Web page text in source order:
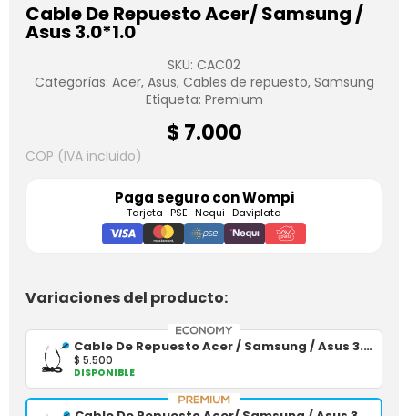
Cable De Repuesto Acer/ Samsung /
Asus 3.0*1.0
SKU: CAC02
Categorías: Acer, Asus, Cables de repuesto, Samsung
Etiqueta: Premium
$ 7.000
COP (IVA incluido)
Paga seguro conWompi
Tarjeta · PSE · Nequi · Daviplata
Variaciones del producto:
Cable De Repuesto Acer / Samsung / Asus 3.0*1.0 - Economy
$ 5.500
DISPONIBLE